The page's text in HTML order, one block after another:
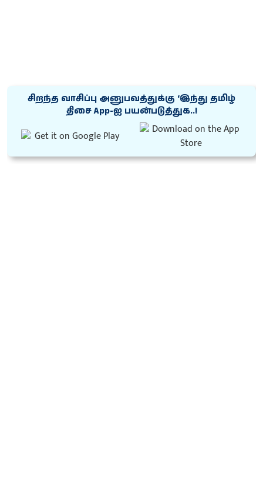
சிறந்த வாசிப்பு அனுபவத்துக்கு ‘இந்து தமிழ்
திசை App-ஐ பயன்படுத்துக..!